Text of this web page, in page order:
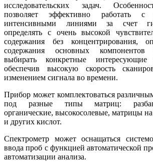
исследовательских задач.
позволяет эффективно работать
интенсивными линиями за счет
определять с очень высокой
содержания без концентрирования,
содержания основных компонентов
выбирать конкретные интересующие
обеспечив высокую скорость
изменением сигнала во времени.
Прибор может комплектоваться
под разные типы матриц:
органические, высокосолевые, матрицы
и других кислот.
Спектрометр может оснащаться
ввода проб с функцией автоматической
автоматизации анализа.